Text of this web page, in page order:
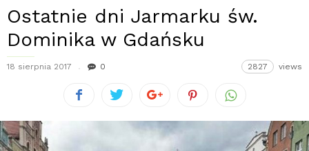
Ostatnie dni Jarmarku św.
Dominika w Gdańsku
18 sierpnia 2017 0 2827 views